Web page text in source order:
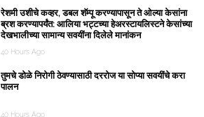
रेशमी उशीचे कव्हर, डबल शॅम्पू करण्यापासून ते ओल्या केसांना
ब्रश करण्यापर्यंत: आलिया भट्टच्या हेअरस्टायलिस्टने केसांच्या
देखभालीच्या सामान्य सवयींना दिलेले मानांकन
40 Hours Ago
तुमचे डोळे निरोगी ठेवण्यासाठी दररोज या सोप्या सवयींचे करा
पालन
40 Hours Ago